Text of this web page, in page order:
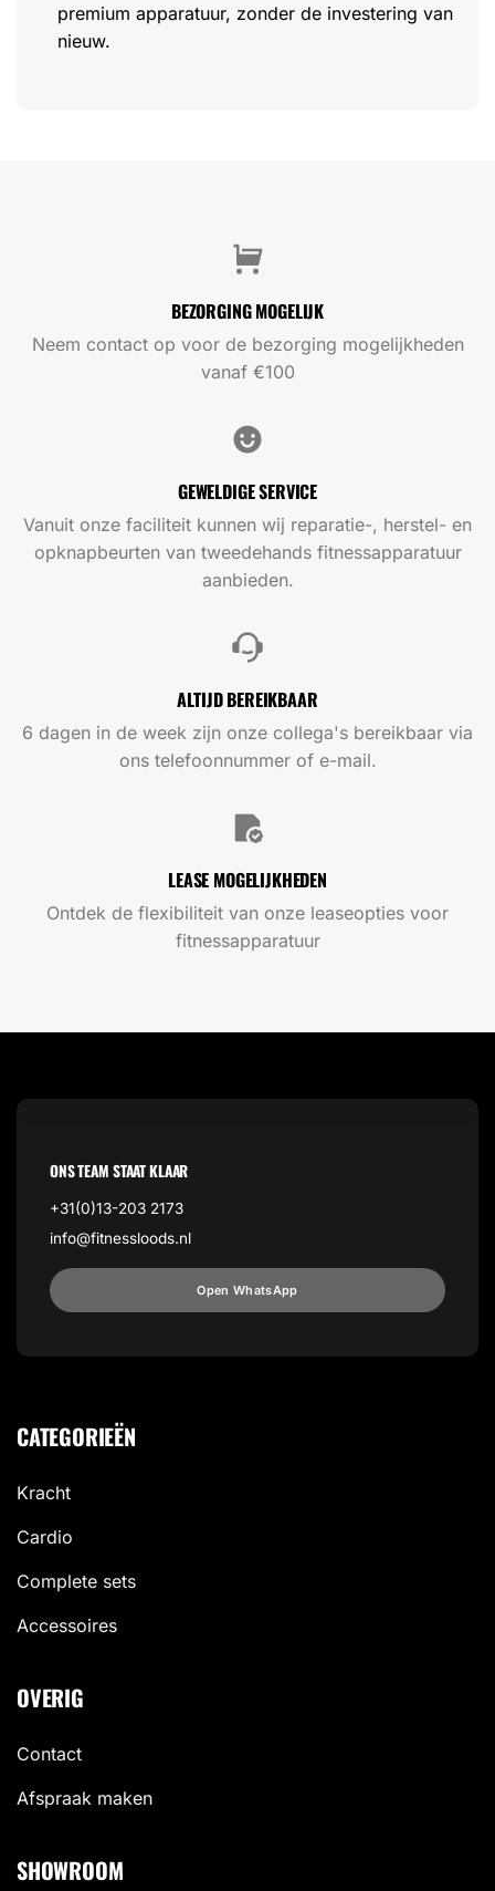
premium apparatuur, zonder de investering van
nieuw.
BEZORGING MOGELIJK
Neem contact op voor de bezorging mogelijkheden
vanaf €100
GEWELDIGE SERVICE
Vanuit onze faciliteit kunnen wij reparatie-, herstel- en
opknapbeurten van tweedehands fitnessapparatuur
aanbieden.
ALTIJD BEREIKBAAR
6 dagen in de week zijn onze collega's bereikbaar via
ons telefoonnummer of e-mail.
LEASE MOGELIJKHEDEN
Ontdek de flexibiliteit van onze leaseopties voor
fitnessapparatuur
ONS TEAM STAAT KLAAR
+31(0)13-203 2173
info@fitnessloods.nl
Open WhatsApp
CATEGORIEËN
Kracht
Cardio
Complete sets
Accessoires
OVERIG
Contact
Afspraak maken
SHOWROOM